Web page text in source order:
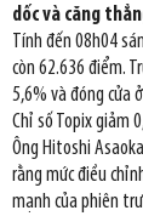
dốc và căng
Tính đến 08h04
còn 62.636 điểm.
5,6% và đóng cửa
Chỉ số Topix giảm
Ông Hitoshi
rằng mức điều
mạnh của phiên